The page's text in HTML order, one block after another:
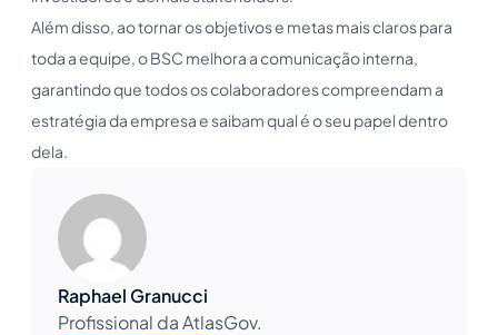
Além disso, ao tornar os objetivos e metas mais claros para
toda a equipe, o BSC melhora a comunicação interna,
garantindo que todos os colaboradores compreendam a
estratégia da empresa e saibam qual é o seu papel dentro
dela.
Raphael Granucci
Profissional da AtlasGov.